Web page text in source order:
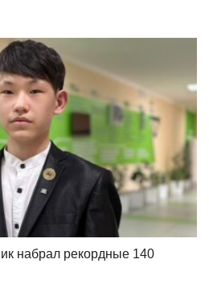
набрал рекордные 140